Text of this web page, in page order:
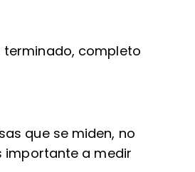
terminado, completo
que se miden, no
importante a medir